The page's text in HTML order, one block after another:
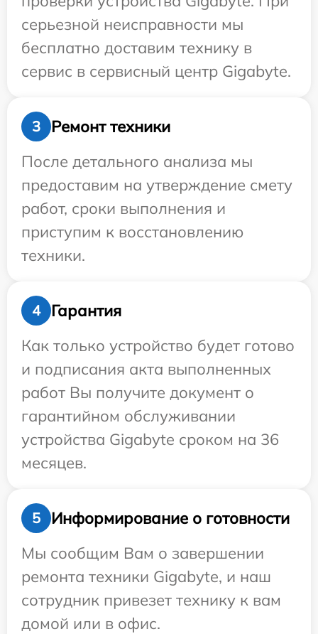
серьезной неисправности мы
бесплатно доставим технику в
сервис в сервисный центр Gigabyte.
3
Ремонт техники
После детального анализа мы
предоставим на утверждение смету
работ, сроки выполнения и
приступим к восстановлению
техники.
4
Гарантия
Как только устройство будет готово
и подписания акта выполненных
работ Вы получите документ о
гарантийном обслуживании
устройства Gigabyte сроком на 36
месяцев.
5
Информирование о готовности
Мы сообщим Вам о завершении
ремонта техники Gigabyte, и наш
сотрудник привезет технику к вам
домой или в офис.